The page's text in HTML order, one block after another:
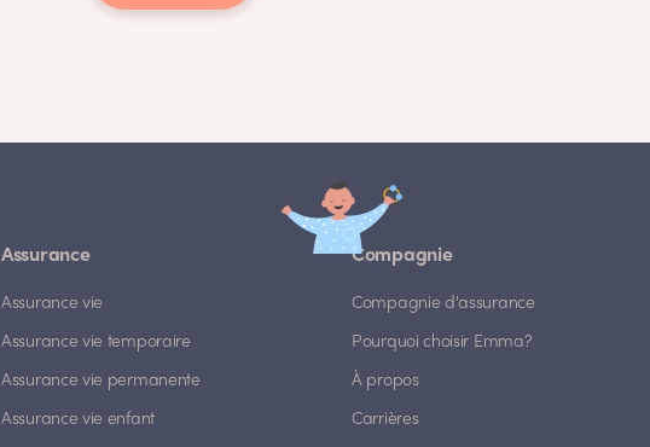
Assurance
Assurance vie
Assurance vie temporaire
Assurance vie permanente
Assurance vie enfant
Compagnie
Compagnie d'assurance
Pourquoi choisir Emma?
À propos
Carrières